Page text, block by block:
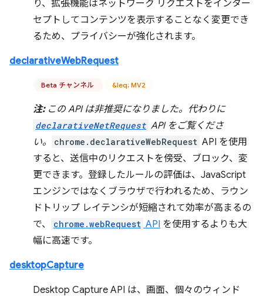
り、拡張機能はネットワーク リクエストをインター
セプトしてコンテンツを表示することなく変更でき
るため、プライバシーが強化されます。
declarativeWebRequest
Beta チャンネル &leq; MV2
注:この API は非推奨になりました。代わりに
declarativeNetRequest API をご覧くださ
い。
chrome.declarativeWebRequest API を使用
すると、送信中のリクエストを傍受、ブロック、変
更できます。登録したルールの評価は、JavaScript
エンジンではなくブラウザで行われるため、ラウン
ドトリップ レイテンシが短縮されて効率が高まるの
で、
chrome.webRequest API を使用するよりも大
幅に高速です。
desktopCapture
Desktop Capture API は、画面、個々のウィンド